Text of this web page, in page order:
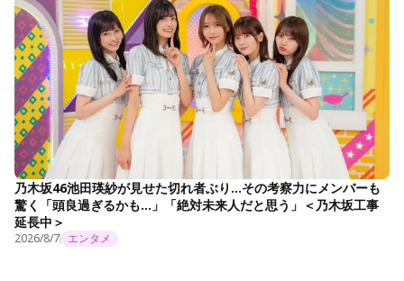
乃木坂46池田瑛紗が見せた切れ者ぶり…その考察力にメンバーも
驚く「頭良過ぎるかも…」「絶対未来人だと思う」＜乃木坂工事
延長中＞
2026/8/7 エンタメ